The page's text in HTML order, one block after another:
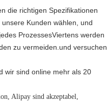
die richtigen Spezifikationen
Kunden wählen, und
ProzessesViertens werden
zu vermeiden.und versuchen
wir sind online mehr als 20
Alipay sind akzeptabel,